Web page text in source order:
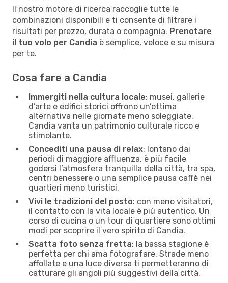
Il nostro motore di ricerca raccoglie tutte le
combinazioni disponibili e ti consente di filtrare i
risultati per prezzo, durata o compagnia. Prenotare
il tuo volo per Candia è semplice, veloce e su misura
per te.
Cosa fare a Candia
Immergiti nella cultura locale: musei, gallerie
d’arte e edifici storici offrono un’ottima
alternativa nelle giornate meno soleggiate.
Candia vanta un patrimonio culturale ricco e
stimolante.
Concediti una pausa di relax: lontano dai
periodi di maggiore affluenza, è più facile
godersi l’atmosfera tranquilla della città, tra spa,
centri benessere o una semplice pausa caffè nei
quartieri meno turistici.
Vivi le tradizioni del posto: con meno visitatori,
il contatto con la vita locale è più autentico. Un
corso di cucina o un tour di quartiere sono ottimi
modi per scoprire il vero spirito di Candia.
Scatta foto senza fretta: la bassa stagione è
perfetta per chi ama fotografare. Strade meno
affollate e una luce diversa ti permetteranno di
catturare gli angoli più suggestivi della città.